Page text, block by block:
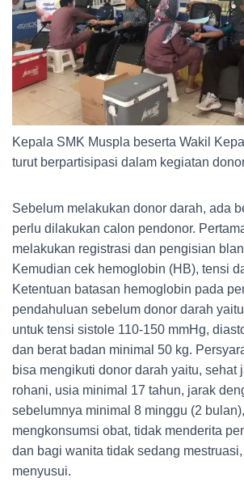
Kepala SMK Muspla beserta Wakil
turut berpartisipasi dalam kegiatan
Sebelum melakukan donor darah, ada
perlu dilakukan calon pendonor.
melakukan registrasi dan pengisian
Kemudian cek hemoglobin (HB), tensi
Ketentuan batasan hemoglobin pada
pendahuluan sebelum donor darah
untuk tensi sistole 110-150 mmHg,
dan berat badan minimal 50 kg.
bisa mengikuti donor darah yaitu, sehat
rohani, usia minimal 17 tahun, jarak
sebelumnya minimal 8 minggu (2
mengkonsumsi obat, tidak menderita
dan bagi wanita tidak sedang
menyusui.